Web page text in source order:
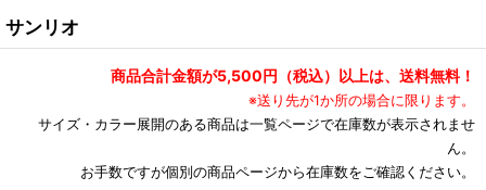
サンリオ
商品合計金額が5,500円（税込）以上は、送料無料！
※送り先が1か所の場合に限ります。
サイズ・カラー展開のある商品は一覧ページで在庫数が表示されませ
ん。
お手数ですが個別の商品ページから在庫数をご確認ください。